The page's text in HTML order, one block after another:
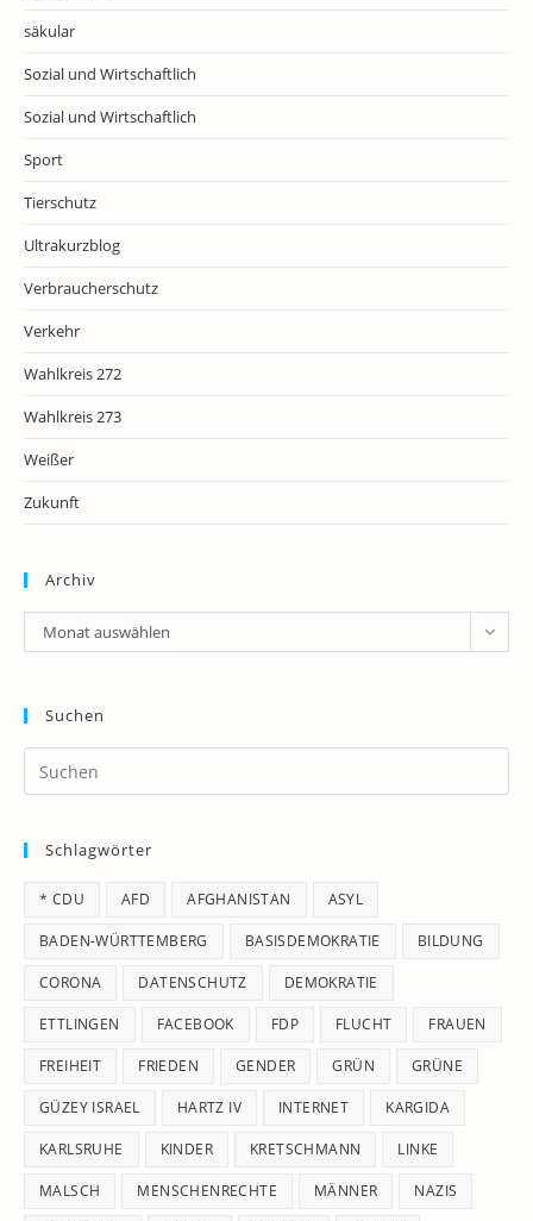
säkular
Sozial und Wirtschaftlich
Sozial und Wirtschaftlich
Sport
Tierschutz
Ultrakurzblog
Verbraucherschutz
Verkehr
Wahlkreis 272
Wahlkreis 273
Weißer
Zukunft
Archiv
Archiv
Monat auswählen
Suchen
Schlagwörter
* CDU AFD AFGHANISTAN ASYL
BADEN-WÜRTTEMBERG BASISDEMOKRATIE BILDUNG
CORONA DATENSCHUTZ DEMOKRATIE
ETTLINGEN FACEBOOK FDP FLUCHT FRAUEN
FREIHEIT FRIEDEN GENDER GRÜN GRÜNE
GÜZEY ISRAEL HARTZ IV INTERNET KARGIDA
KARLSRUHE KINDER KRETSCHMANN LINKE
MALSCH MENSCHENRECHTE MÄNNER NAZIS